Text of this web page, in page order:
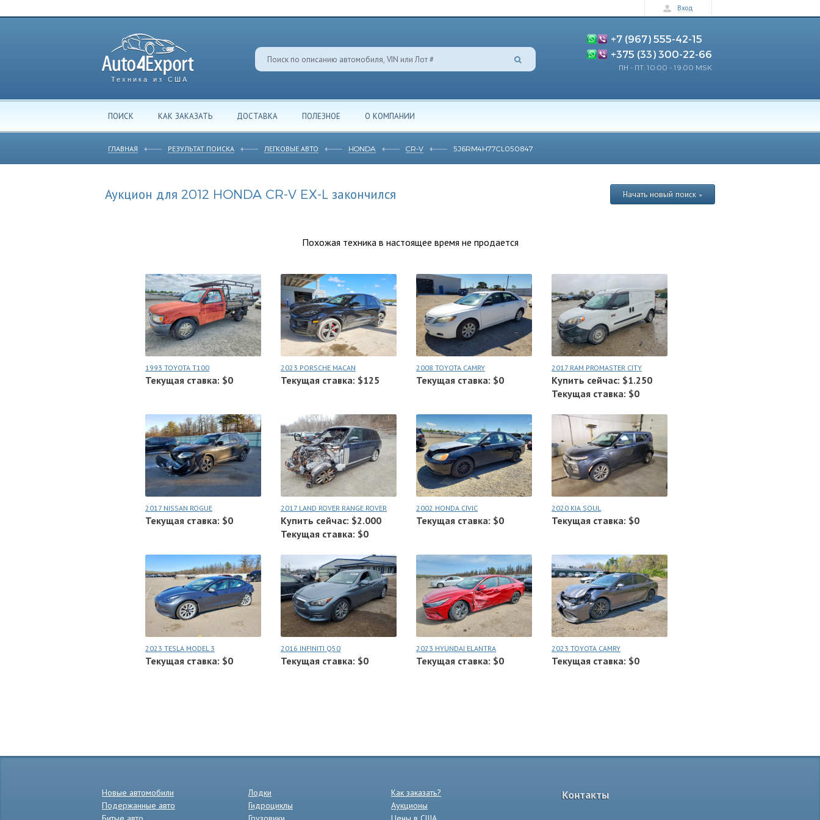
Вход
Техника из США
+7 (967) 555-42-15
+375 (33) 300-22-66
ПН - ПТ: 10:00 - 19:00 MSK
ПОИСК КАК ЗАКАЗАТЬ ДОСТАВКА ПОЛЕЗНОЕ О КОМПАНИИ
ГЛАВНАЯ РЕЗУЛЬТАТ ПОИСКА ЛЕГКОВЫЕ АВТО HONDA CR-V 5J6RM4H77CL050847
Аукцион для 2012 HONDA CR-V EX-L закончился Начать новый поиск »
Похожая техника в настоящее время не продается
1993 TOYOTA T100
Текущая ставка: $0
2023 PORSCHE MACAN
Текущая ставка: $125
2008 TOYOTA CAMRY
Текущая ставка: $0
2017 RAM PROMASTER CITY
Купить сейчас: $1.250
Текущая ставка: $0
2017 NISSAN ROGUE
Текущая ставка: $0
2017 LAND ROVER RANGE ROVER
Купить сейчас: $2.000
Текущая ставка: $0
2002 HONDA CIVIC
Текущая ставка: $0
2020 KIA SOUL
Текущая ставка: $0
2023 TESLA MODEL 3
Текущая ставка: $0
2016 INFINITI Q50
Текущая ставка: $0
2023 HYUNDAI ELANTRA
Текущая ставка: $0
2023 TOYOTA CAMRY
Текущая ставка: $0
Новые автомобили
Подержанные авто
Лодки
Гидроциклы
Как заказать?
Аукционы
Контакты